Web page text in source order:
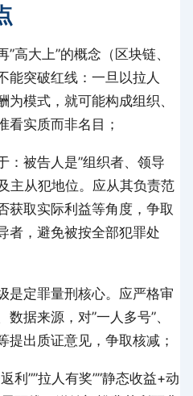
高大上”的概念（区块链、
能突破红线：一旦以拉人
模式，就可能构成组织、
看实质而非名目；
：被告人是”组织者、领导
主从犯地位。应从其负责范
获取实际利益等角度，争取
者，避免被按全部犯罪处
是定罪量刑核心。应严格审
据来源，对”一人多号”、
提出质证意见，争取核减；
利””拉人有奖””静态收益+动